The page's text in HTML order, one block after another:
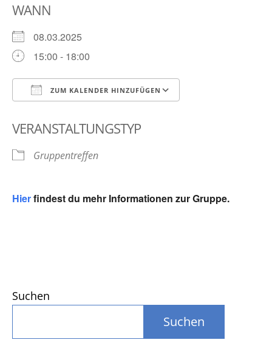
WANN
08.03.2025
15:00 - 18:00
ZUM KALENDER HINZUFÜGEN
VERANSTALTUNGSTYP
Gruppentreffen
Hierfindest du mehr Informationen zur Gruppe.
Suchen
Suchen